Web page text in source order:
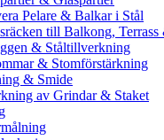
Pelare & Balkar i Stål
till Balkong, Terrass
& Ståltillverkning
& Stomförstärkning
& Smide
av Grindar & Staket